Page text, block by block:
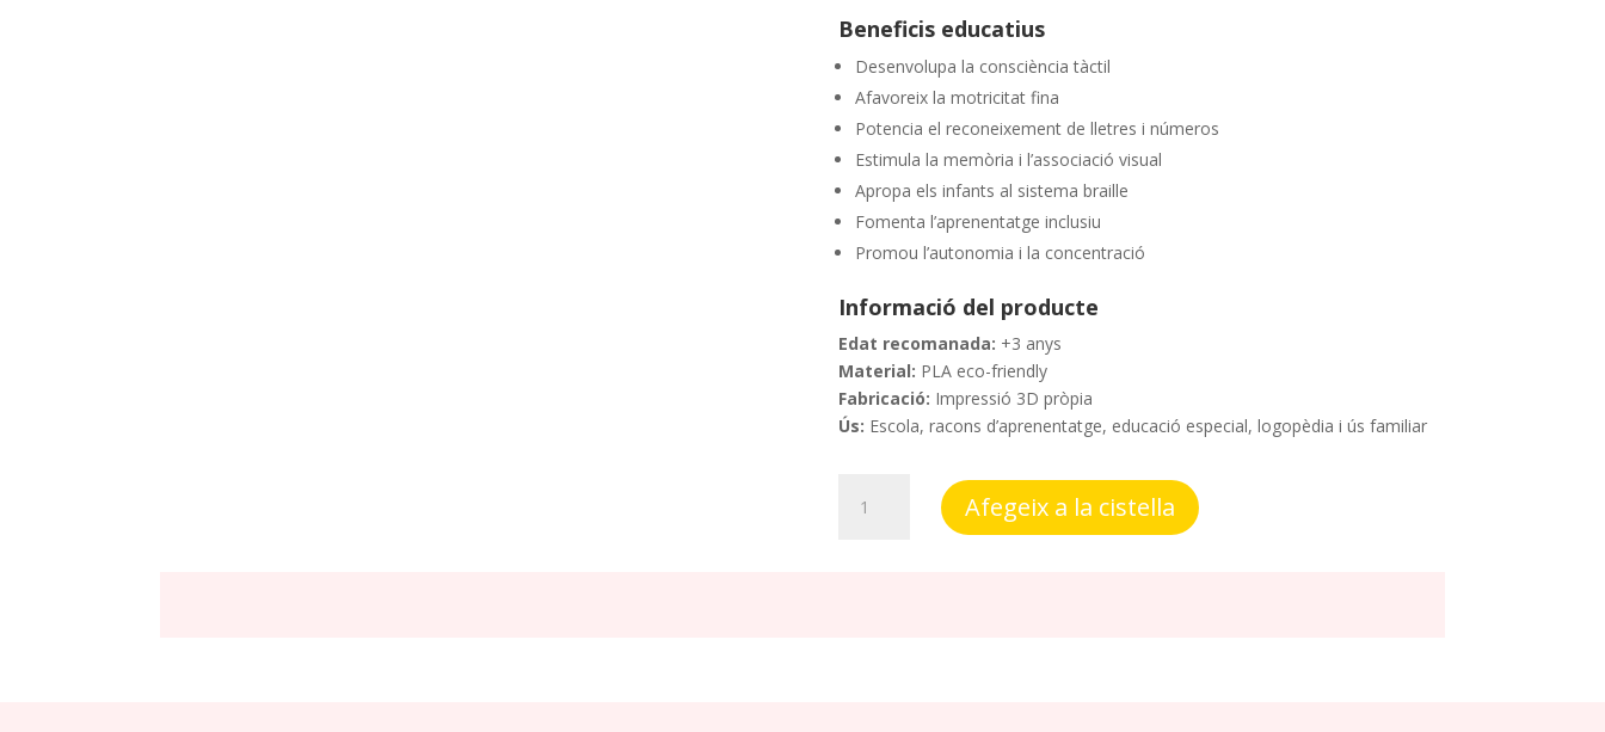
Beneficis educatius
Desenvolupa la consciència tàctil
Afavoreix la motricitat fina
Potencia el reconeixement de lletres i números
Estimula la memòria i l’associació visual
Apropa els infants al sistema braille
Fomenta l’aprenentatge inclusiu
Promou l’autonomia i la concentració
Informació del producte
Edat recomanada: +3 anys
Material: PLA eco-friendly
Fabricació: Impressió 3D pròpia
Ús: Escola, racons d’aprenentatge, educació especial, logopèdia i ús familiar
Afegeix a la cistella